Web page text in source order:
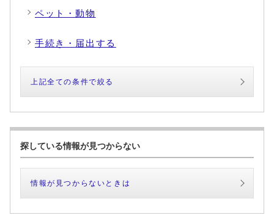
ペット・動物
手続き・届出する
上記全ての条件で絞る
探している情報が見つからない
情報が見つからないときは